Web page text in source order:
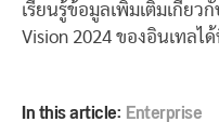
เรียนรู้ข้อมูลเพิ่มเติมเกี่ยว
Vision 2024 ของอินเทลไ
In this article:Enterprise